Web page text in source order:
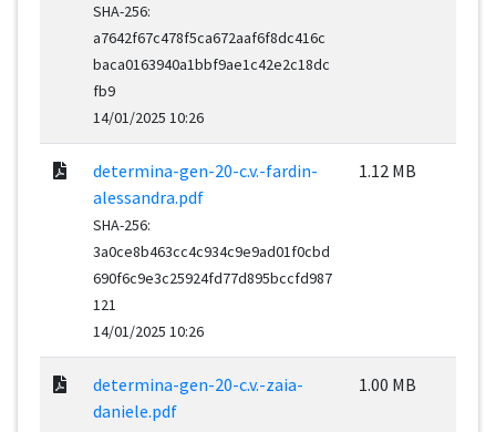
SHA-256:
a7642f67c478f5ca672aaf6f8dc416c
baca0163940a1bbf9ae1c42e2c18dc
fb9
14/01/2025 10:26
determina-gen-20-c.v.-fardin-
alessandra.pdf
SHA-256:
3a0ce8b463cc4c934c9e9ad01f0cbd
690f6c9e3c25924fd77d895bccfd987
121
14/01/2025 10:26
1.12 MB
determina-gen-20-c.v.-zaia-
daniele.pdf
1.00 MB